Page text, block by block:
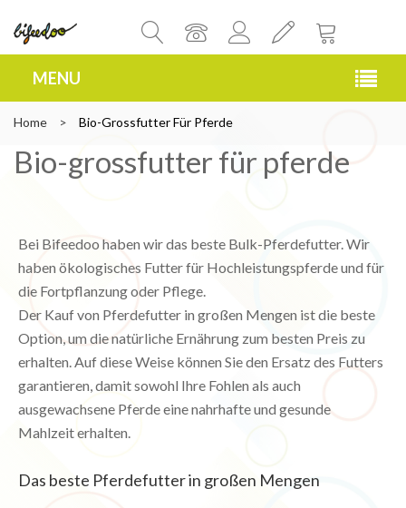
MENU
Home > Bio-Grossfutter Für Pferde
Bio-grossfutter für pferde
Bei Bifeedoo haben wir das beste Bulk-Pferdefutter. Wir
haben ökologisches Futter für Hochleistungspferde und für
die Fortpflanzung oder Pflege.
Der Kauf von Pferdefutter in großen Mengen ist die beste
Option, um die natürliche Ernährung zum besten Preis zu
erhalten. Auf diese Weise können Sie den Ersatz des Futters
garantieren, damit sowohl Ihre Fohlen als auch
ausgewachsene Pferde eine nahrhafte und gesunde
Mahlzeit erhalten.
Das beste Pferdefutter in großen Mengen